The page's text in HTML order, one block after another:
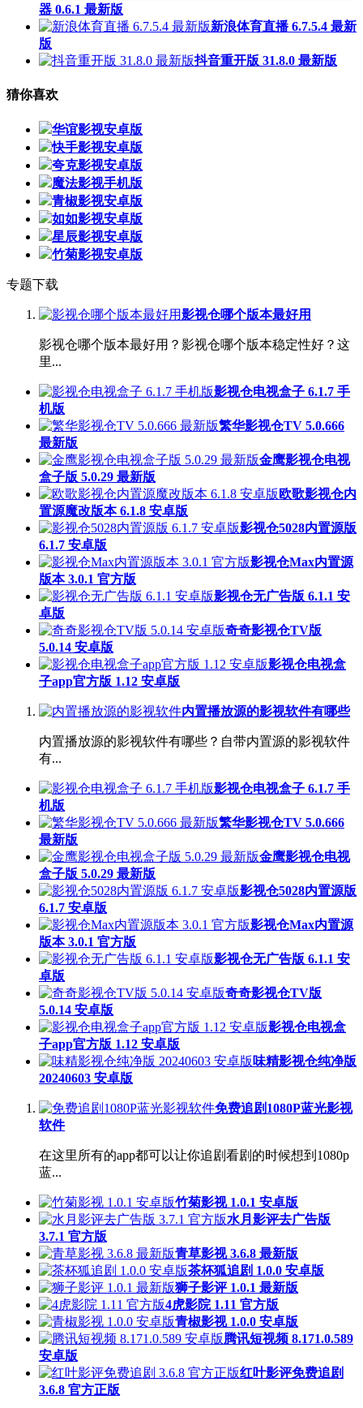
器 0.6.1 最新版
新浪体育直播 6.7.5.4 最新
版
抖音重开版 31.8.0 最新版
猜你喜欢
华谊影视安卓版
快手影视安卓版
夸克影视安卓版
魔法影视手机版
青椒影视安卓版
如如影视安卓版
星辰影视安卓版
竹菊影视安卓版
专题下载
影视仓哪个版本最好用
影视仓哪个版本最好用？影视仓哪个版本稳定性好？这
里...
影视仓电视盒子 6.1.7 手
机版
繁华影视仓TV 5.0.666
最新版
金鹰影视仓电视
盒子版 5.0.29 最新版
欧歌影视仓内
置源魔改版本 6.1.8 安卓版
影视仓5028内置源版
6.1.7 安卓版
影视仓Max内置源
版本 3.0.1 官方版
影视仓无广告版 6.1.1 安
卓版
奇奇影视仓TV版
5.0.14 安卓版
影视仓电视盒
子app官方版 1.12 安卓版
内置播放源的影视软件有哪些
内置播放源的影视软件有哪些？自带内置源的影视软件
有...
影视仓电视盒子 6.1.7 手
机版
繁华影视仓TV 5.0.666
最新版
金鹰影视仓电视
盒子版 5.0.29 最新版
影视仓5028内置源版
6.1.7 安卓版
影视仓Max内置源
版本 3.0.1 官方版
影视仓无广告版 6.1.1 安
卓版
奇奇影视仓TV版
5.0.14 安卓版
影视仓电视盒
子app官方版 1.12 安卓版
味精影视仓纯净版
20240603 安卓版
免费追剧1080P蓝光影视
软件
在这里所有的app都可以让你追剧看剧的时候想到1080p
蓝...
竹菊影视 1.0.1 安卓版
水月影评去广告版
3.7.1 官方版
青草影视 3.6.8 最新版
茶杯狐追剧 1.0.0 安卓版
狮子影评 1.0.1 最新版
4虎影院 1.11 官方版
青椒影视 1.0.0 安卓版
腾讯短视频 8.171.0.589
安卓版
红叶影评免费追剧
3.6.8 官方正版